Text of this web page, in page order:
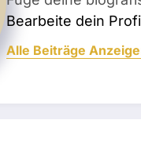
Bearbeite dein
Alle Beiträge